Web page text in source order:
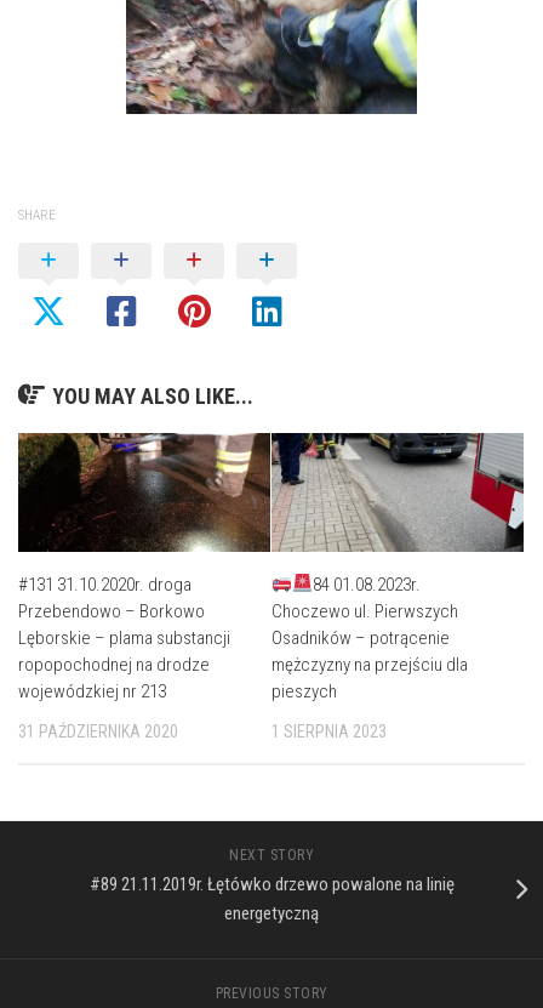
SHARE
YOU MAY ALSO LIKE...
#131 31.10.2020r. droga
Przebendowo – Borkowo
Lęborskie – plama substancji
ropopochodnej na drodze
wojewódzkiej nr 213
31 PAŹDZIERNIKA 2020
84 01.08.2023r.
Choczewo ul. Pierwszych
Osadników – potrącenie
mężczyzny na przejściu dla
pieszych
1 SIERPNIA 2023
NEXT STORY
#89 21.11.2019r. Łętówko drzewo powalone na linię
energetyczną
PREVIOUS STORY